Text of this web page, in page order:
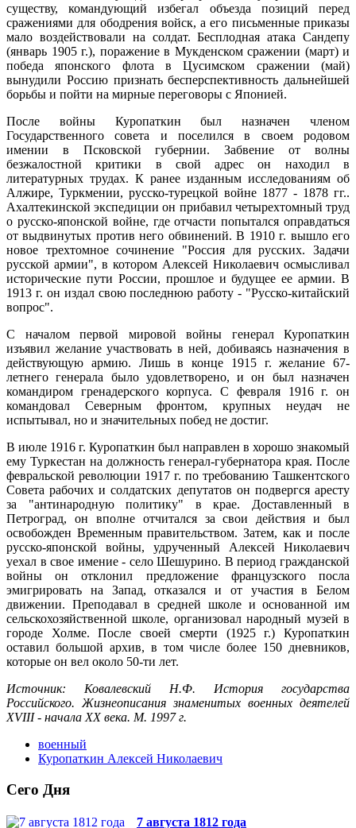
существу, командующий избегал объезда позиций перед
сражениями для ободрения войск, а его письменные приказы
мало воздействовали на солдат. Бесплодная атака Сандепу
(январь 1905 г.), поражение в Мукденском сражении (март) и
победа японского флота в Цусимском сражении (май)
вынудили Россию признать бесперспективность дальнейшей
борьбы и пойти на мирные переговоры с Японией.
После войны Куропаткин был назначен членом
Государственного совета и поселился в своем родовом
имении в Псковской губернии. Забвение от волны
безжалостной критики в свой адрес он находил в
литературных трудах. К ранее изданным исследованиям об
Алжире, Туркмении, русско-турецкой войне 1877 - 1878 гг..
Ахалтекинской экспедиции он прибавил четырехтомный труд
о русско-японской войне, где отчасти попытался оправдаться
от выдвинутых против него обвинений. В 1910 г. вышло его
новое трехтомное сочинение "Россия для русских. Задачи
русской армии", в котором Алексей Николаевич осмысливал
исторические пути России, прошлое и будущее ее армии. В
1913 г. он издал свою последнюю работу - "Русско-китайский
вопрос".
С началом первой мировой войны генерал Куропаткин
изъявил желание участвовать в ней, добиваясь назначения в
действующую армию. Лишь в конце 1915 г. желание 67-
летнего генерала было удовлетворено, и он был назначен
командиром гренадерского корпуса. С февраля 1916 г. он
командовал Северным фронтом, крупных неудач не
испытывал, но и значительных побед не достиг.
В июле 1916 г. Куропаткин был направлен в хорошо знакомый
ему Туркестан на должность генерал-губернатора края. После
февральской революции 1917 г. по требованию Ташкентского
Совета рабочих и солдатских депутатов он подвергся аресту
за "антинародную политику" в крае. Доставленный в
Петроград, он вполне отчитался за свои действия и был
освобожден Временным правительством. Затем, как и после
русско-японской войны, удрученный Алексей Николаевич
уехал в свое имение - село Шешурино. В период гражданской
войны он отклонил предложение французского посла
эмигрировать на Запад, отказался и от участия в Белом
движении. Преподавал в средней школе и основанной им
сельскохозяйственной школе, организовал народный музей в
городе Холме. После своей смерти (1925 г.) Куропаткин
оставил большой архив, в том числе более 150 дневников,
которые он вел около 50-ти лет.
Источник: Ковалевский Н.Ф. История государства
Российского. Жизнеописания знаменитых военных деятелей
XVIII - начала XX века. М. 1997 г.
военный
Куропаткин Алексей Николаевич
Сего Дня
7 августа 1812 года